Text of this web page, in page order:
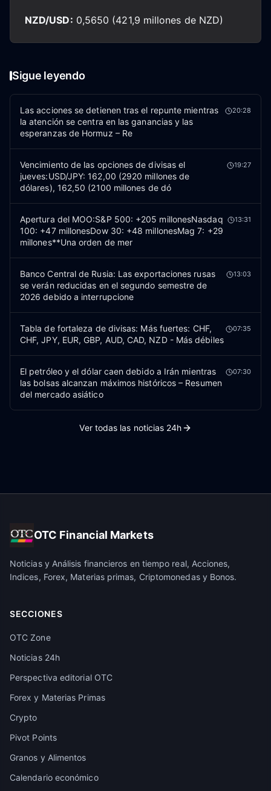
NZD/USD: 0,5650 (421,9 millones de NZD)
Sigue leyendo
Las acciones se detienen tras el repunte mientras
la atención se centra en las ganancias y las
esperanzas de Hormuz – Re
20:28
Vencimiento de las opciones de divisas el
jueves:USD/JPY: 162,00 (2920 millones de
dólares), 162,50 (2100 millones de dó
19:27
Apertura del MOO:S&P 500: +205 millonesNasdaq
100: +47 millonesDow 30: +48 millonesMag 7: +29
millones**Una orden de mer
13:31
Banco Central de Rusia: Las exportaciones rusas
se verán reducidas en el segundo semestre de
2026 debido a interrupcione
13:03
Tabla de fortaleza de divisas: Más fuertes: CHF,
CHF, JPY, EUR, GBP, AUD, CAD, NZD - Más débiles
07:35
El petróleo y el dólar caen debido a Irán mientras
las bolsas alcanzan máximos históricos – Resumen
del mercado asiático
07:30
Ver todas las noticias 24h
OTC Financial Markets
Noticias y Análisis financieros en tiempo real, Acciones,
Indices, Forex, Materias primas, Criptomonedas y Bonos.
SECCIONES
OTC Zone
Noticias 24h
Perspectiva editorial OTC
Forex y Materias Primas
Crypto
Pivot Points
Granos y Alimentos
Calendario económico